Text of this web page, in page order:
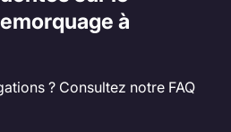
à
? Consultez notre FAQ